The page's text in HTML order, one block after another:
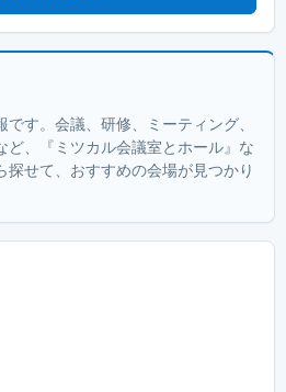
す。会議、研修、ミーティング、
ど、『ミツカル会議室とホール』な
探せて、おすすめの会場が見つかり